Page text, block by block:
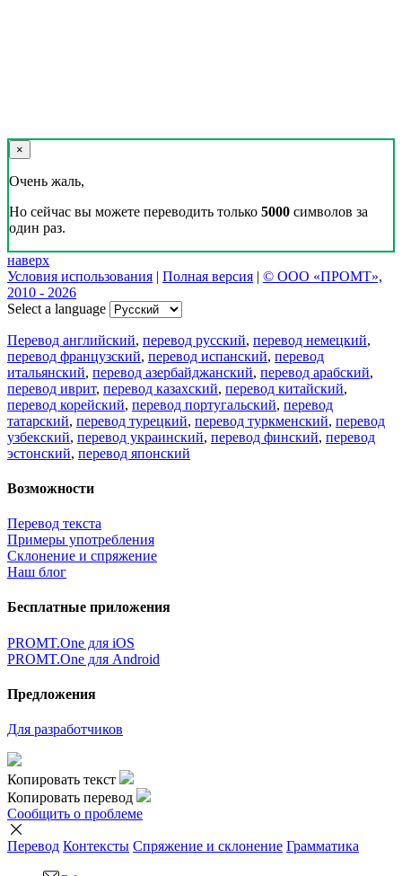
×
Очень жаль,
Но сейчас вы можете переводить только 5000 символов за
один раз.
наверх
Условия использования | Полная версия | © ООО «ПРОМТ»,
2010 - 2026
Select a language
Перевод английский, перевод русский, перевод немецкий,
перевод французский, перевод испанский, перевод
итальянский, перевод азербайджанский, перевод арабский,
перевод иврит, перевод казахский, перевод китайский,
перевод корейский, перевод португальский, перевод
татарский, перевод турецкий, перевод туркменский, перевод
узбекский, перевод украинский, перевод финский, перевод
эстонский, перевод японский
Возможности
Перевод текста
Примеры употребления
Склонение и спряжение
Наш блог
Бесплатные приложения
PROMT.One для iOS
PROMT.One для Android
Предложения
Для разработчиков
Копировать текст
Копировать перевод
Сообщить о проблеме
Перевод Контексты Спряжение и склонение Грамматика